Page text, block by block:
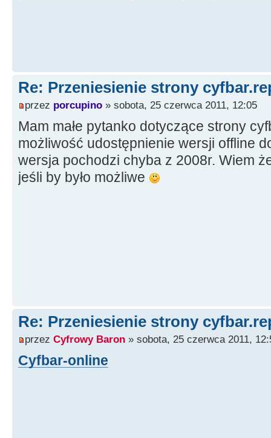
Re: Przeniesienie strony
przez porcupino » sobota, 25 czerwca 2011, 12:05
Mam małe pytanko dotyczące strony
możliwość udostępnienie wersji offline
wersja pochodzi chyba z 2008r. Wiem
jeśli by było możliwe
Re: Przeniesienie strony
przez Cyfrowy Baron » sobota, 25 czerwca 2011,
Cyfbar-online